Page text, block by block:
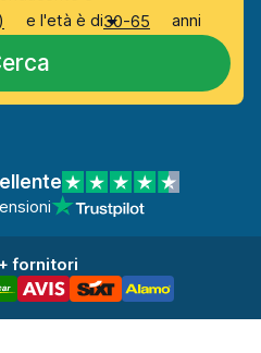
e l'età è di30-65 anni
fornitori